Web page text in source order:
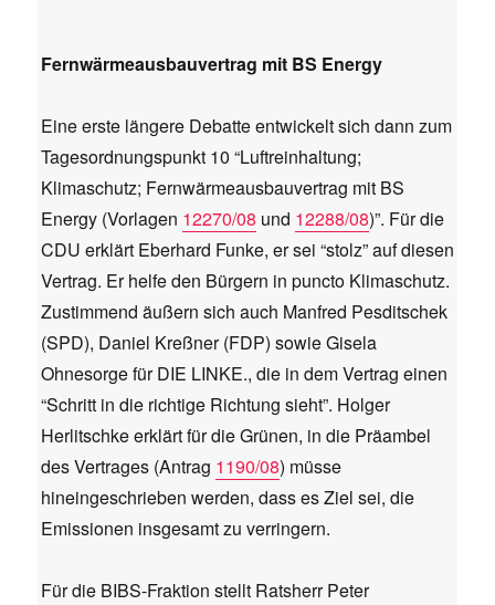
Fernwärmeausbauvertrag mit BS Energy
Eine erste längere Debatte entwickelt sich dann zum
Tagesordnungspunkt 10 “Luftreinhaltung;
Klimaschutz; Fernwärmeausbauvertrag mit BS
Energy (Vorlagen 12270/08 und 12288/08)”. Für die
CDU erklärt Eberhard Funke, er sei “stolz” auf diesen
Vertrag. Er helfe den Bürgern in puncto Klimaschutz.
Zustimmend äußern sich auch Manfred Pesditschek
(SPD), Daniel Kreßner (FDP) sowie Gisela
Ohnesorge für DIE LINKE., die in dem Vertrag einen
“Schritt in die richtige Richtung sieht”. Holger
Herlitschke erklärt für die Grünen, in die Präambel
des Vertrages (Antrag 1190/08) müsse
hineingeschrieben werden, dass es Ziel sei, die
Emissionen insgesamt zu verringern.
Für die BIBS-Fraktion stellt Ratsherr Peter